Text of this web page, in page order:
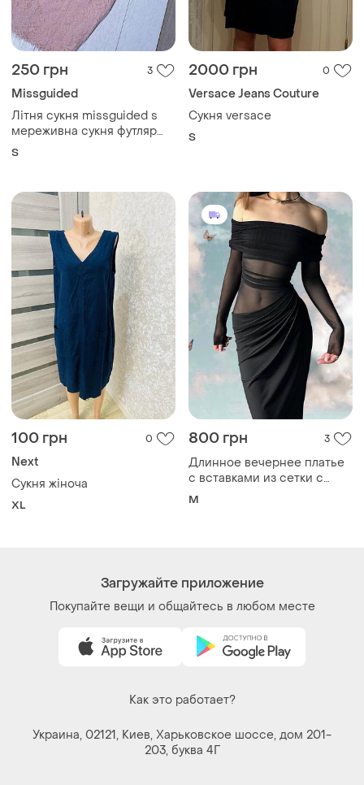
250 грн 3
Missguided
Літня сукня missguided s
мереживна сукня футляр
коротка сукня ажурна
S
2000 грн 0
Versace Jeans Couture
Сукня versace
S
100 грн 0
Next
Сукня жіноча
XL
800 грн 3
Длинное вечернее платье
с вставками из сетки с
открытыми плечами
M
Загружайте приложение
Покупайте вещи и общайтесь в любом месте
Как это работает?
Украина, 02121, Киев, Харьковское шоссе, дом 201-
203, буква 4Г